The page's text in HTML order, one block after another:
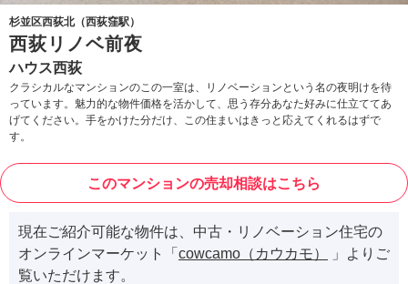
杉並区西荻北（西荻窪駅）
西荻リノベ前夜
ハウス西荻
クラシカルなマンションのこの一室は、リノベーションという名の夜明けを待
っています。魅力的な物件価格を活かして、思う存分あなた好みに仕立ててあ
げてください。手をかけた分だけ、この住まいはきっと応えてくれるはずで
す。
このマンションの売却相談はこちら
現在ご紹介可能な物件は、中古・リノベーション住宅の
オンラインマーケット「 cowcamo（カウカモ）
」よりご
覧いただけます。